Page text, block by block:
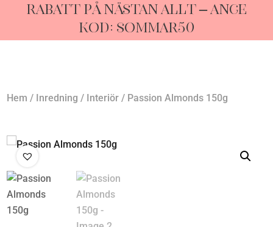
RABATT PÅ NÄSTAN ALLT – ANGE
KOD: SOMMAR50
Hem / Inredning / Interiör / Passion Almonds 150g